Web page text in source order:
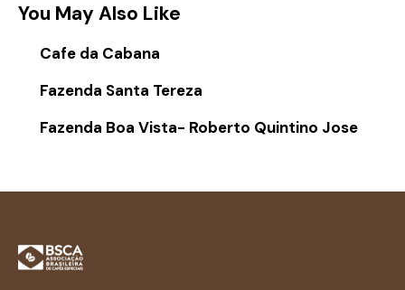
You May Also Like
Cafe da Cabana
Fazenda Santa Tereza
Fazenda Boa Vista- Roberto Quintino Jose